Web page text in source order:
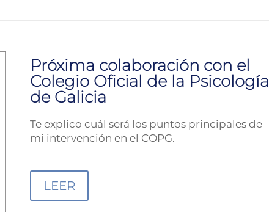
Próxima colaboración con el
Colegio Oficial de la Psicología
de Galicia
Te explico cuál será los puntos principales de
mi intervención en el COPG.
LEER